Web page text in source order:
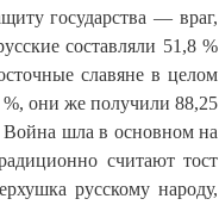
государства — враг,
составляли 51,8 %
славяне в целом
они же получили 88,25
Война шла в основном на
считают тост
русскому народу,